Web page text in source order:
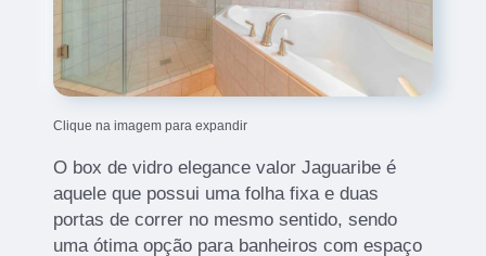
Clique na imagem para expandir
O box de vidro elegance valor Jaguaribe é
aquele que possui uma folha fixa e duas
portas de correr no mesmo sentido, sendo
uma ótima opção para banheiros com espaço